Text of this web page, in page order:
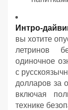
Интро-
вы хотите
летринов
одиночное
с
долларов за
включая
технике